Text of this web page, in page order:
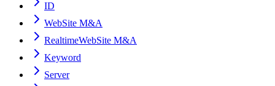
ID
WebSite M&A
RealtimeWebSite M&A
Keyword
Server